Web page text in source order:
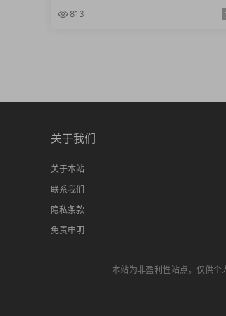
框架200个经典思维框架商业模型
DF电子书
813
关于我们
关于本站
联系我们
隐私条款
免责申明
本站为非盈利性站点，仅供